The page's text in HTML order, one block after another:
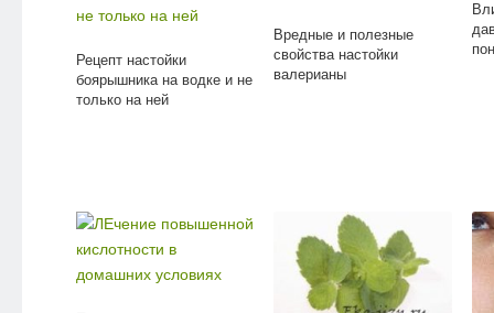
Рецепт настойки
боярышника на водке и не
только на ней
Вредные и полезные
свойства настойки
валерианы